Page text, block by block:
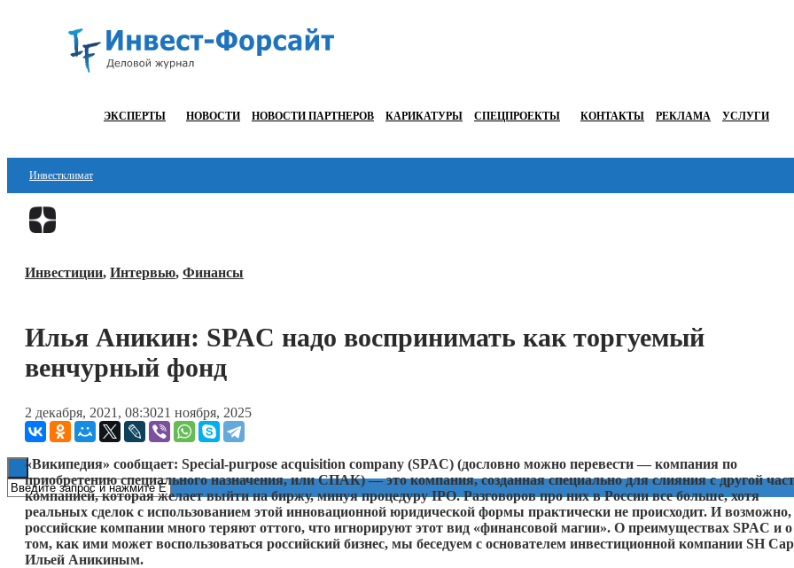
ЭКСПЕРТЫ НОВОСТИ НОВОСТИ ПАРТНЕРОВ КАРИКАТУРЫ СПЕЦПРОЕКТЫ КОНТАКТЫ РЕКЛАМА УСЛУГИ
Инвестклимат
Финансы
Блокчейн
Книги
Инвестиции, Интервью, Финансы
Илья Аникин: SPAC надо воспринимать как торгуемый
венчурный фонд
2 декабря, 2021, 08:3021 ноября, 2025
«Википедия» сообщает: Special-purpose acquisition company (SPAC) (дословно можно перевести — компания по
приобретению специального назначения, или СПАК) — это компания, созданная специально для слияния с другой
компанией, которая желает выйти на биржу, минуя процедуру IPO. Разговоров про них в России все больше, хотя
реальных сделок с использованием этой инновационной юридической формы практически не происходит. И возможно,
российские компании много теряют оттого, что игнорируют этот вид «финансовой магии». О преимуществах SPAC и о
том, как ими может воспользоваться российский бизнес, мы беседуем с основателем инвестиционной компании SH
Ильей Аникиным.